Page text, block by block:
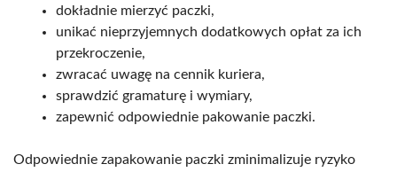
dokładnie mierzyć paczki,
unikać nieprzyjemnych dodatkowych opłat za ich
przekroczenie,
zwracać uwagę na cennik kuriera,
sprawdzić gramaturę i wymiary,
zapewnić odpowiednie pakowanie paczki.
Odpowiednie zapakowanie paczki zminimalizuje ryzyko